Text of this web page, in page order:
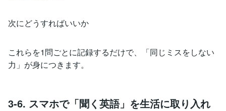
次にどうすればいいか
これらを1問ごとに記録するだけで、「同じミスをしない
力」が身につきます。
3-6. スマホで「聞く英語」を生活に取り入れ